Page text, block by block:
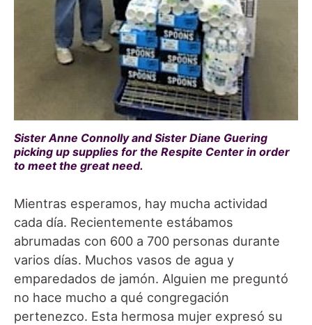
Sister Anne Connolly and Sister Diane Guering
picking up supplies for the Respite Center in order
to meet the great need.
Mientras esperamos, hay mucha actividad
cada día. Recientemente estábamos
abrumadas con 600 a 700 personas durante
varios días. Muchos vasos de agua y
emparedados de jamón. Alguien me preguntó
no hace mucho a qué congregación
pertenezco. Esta hermosa mujer expresó su